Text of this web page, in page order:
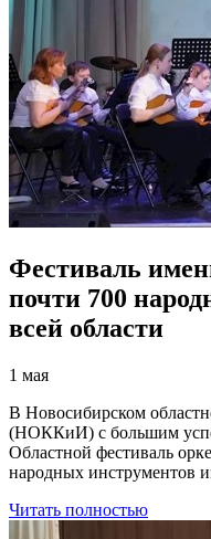
Фестиваль
почти 700
всей области
1 мая
В Новосибирском
(НОККиИ) с большим
Областной фестиваль
народных инструментов
Читать полностью